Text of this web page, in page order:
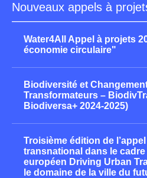
Nouveaux appels à
Water4All Appel à projets
économie circulaire"
Biodiversité et
Transformateurs –
Biodiversa+ 2024-2025)
Troisième édition de
transnational dans le
européen Driving Urban
le domaine de la ville du